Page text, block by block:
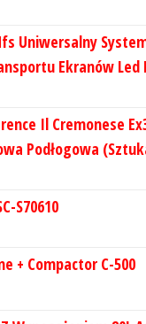
Uniwersalny
Ekranów Led
Il Cremonese
Podłogowa
S70610
+ Compactor C-500